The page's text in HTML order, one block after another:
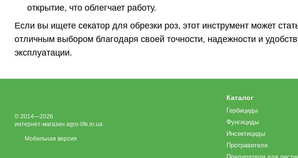
открытие, что облегчает работу.
Если вы ищете секатор для обрезки роз, этот инструмент может
отличным выбором благодаря своей точности, надежности и
эксплуатации.
© 2014—2026
интернет-магазин agro-life.in.ua
Мобильная версия
Каталог
Гербициды
Фунгициды
Инсектициды
Протравители